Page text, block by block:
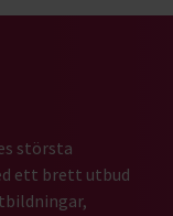
startsida
största
ett brett utbud